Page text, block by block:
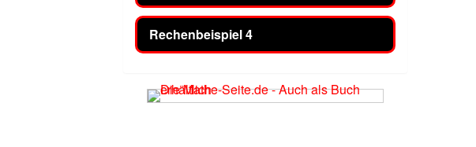
Rechenbeispiel 4